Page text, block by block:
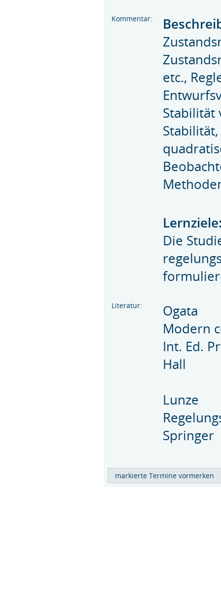
Kommentar:
etc.,
Stabilität
Die
Literatur:
Ogata
Modern
Int. Ed.
Hall
Lunze
Springer